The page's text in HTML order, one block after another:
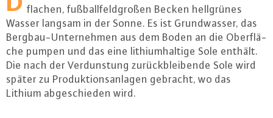
flachen, fuß­ball­feld­gro­ßen Becken hell­grü­nes
Wasser langsam in der Sonne. Es ist Grund­was­ser, das
Berg­bau-Un­ter­neh­men aus dem Boden an die Ober­flä­
che pumpen und das eine li­thi­um­hal­ti­ge Sole enthält.
Die nach der Ver­duns­tung zu­rück­blei­ben­de Sole wird
später zu Pro­duk­ti­ons­an­la­gen gebracht, wo das
Lithium ab­ge­schie­den wird.